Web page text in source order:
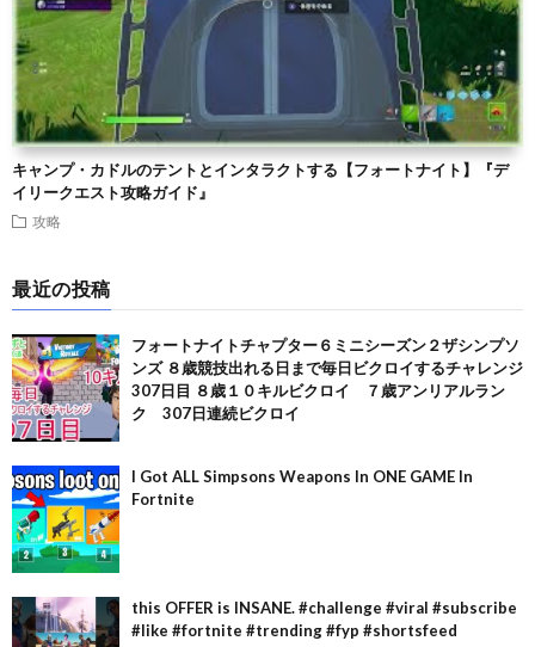
キャンプ・カドルのテントとインタラクトする【フォートナイト】『デ
イリークエスト攻略ガイド』
攻略
最近の投稿
フォートナイトチャプター６ミニシーズン２ザシンプソ
ンズ ８歳競技出れる日まで毎日ビクロイするチャレンジ
307日目 ８歳１０キルビクロイ ７歳アンリアルラン
ク 307日連続ビクロイ
I Got ALL Simpsons Weapons In ONE GAME In
Fortnite
this OFFER is INSANE. #challenge #viral #subscribe
#like #fortnite #trending #fyp #shortsfeed